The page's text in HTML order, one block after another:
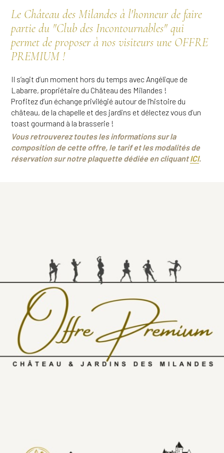
Le Château des Milandes à l'honneur de faire
partie du "Club des Incontournables" qui
permet de proposer à nos visiteurs une OFFRE
PREMIUM !
Il s’agit d’un moment hors du temps avec Angélique de
Labarre, propriétaire du Château des Milandes !
Profitez d’un échange privilégié autour de l’histoire du
château, de la chapelle et des jardins et délectez vous d’un
toast gourmand à la brasserie !
Vous retrouverez toutes les informations sur la
composition de cette offre, le tarif et les modalités de
réservation sur notre plaquette dédiée en cliquantICI.